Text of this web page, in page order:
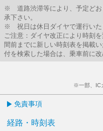
※ 道路渋滞等により、予定どお
承下さい。
※ 祝日は休日ダイヤで運行いた
ご注意：ダイヤ改正により時刻
間前までに新しい時刻表を掲載
付を検索した場合は、乗車前に
※一部、IC
免責事項
経路・時刻表